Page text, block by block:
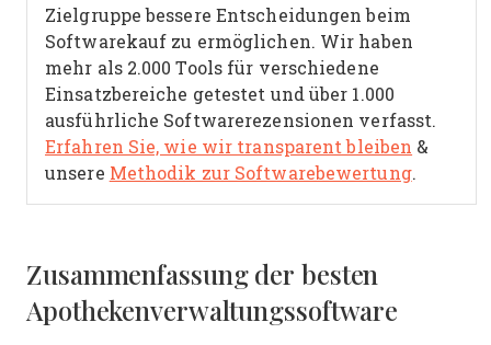
Zielgruppe bessere Entscheidungen beim
Softwarekauf zu ermöglichen. Wir haben
mehr als 2.000 Tools für verschiedene
Einsatzbereiche getestet und über 1.000
ausführliche Softwarerezensionen verfasst.
Erfahren Sie, wie wir transparent bleiben &
unsere Methodik zur Softwarebewertung.
Zusammenfassung der besten
Apothekenverwaltungssoftware